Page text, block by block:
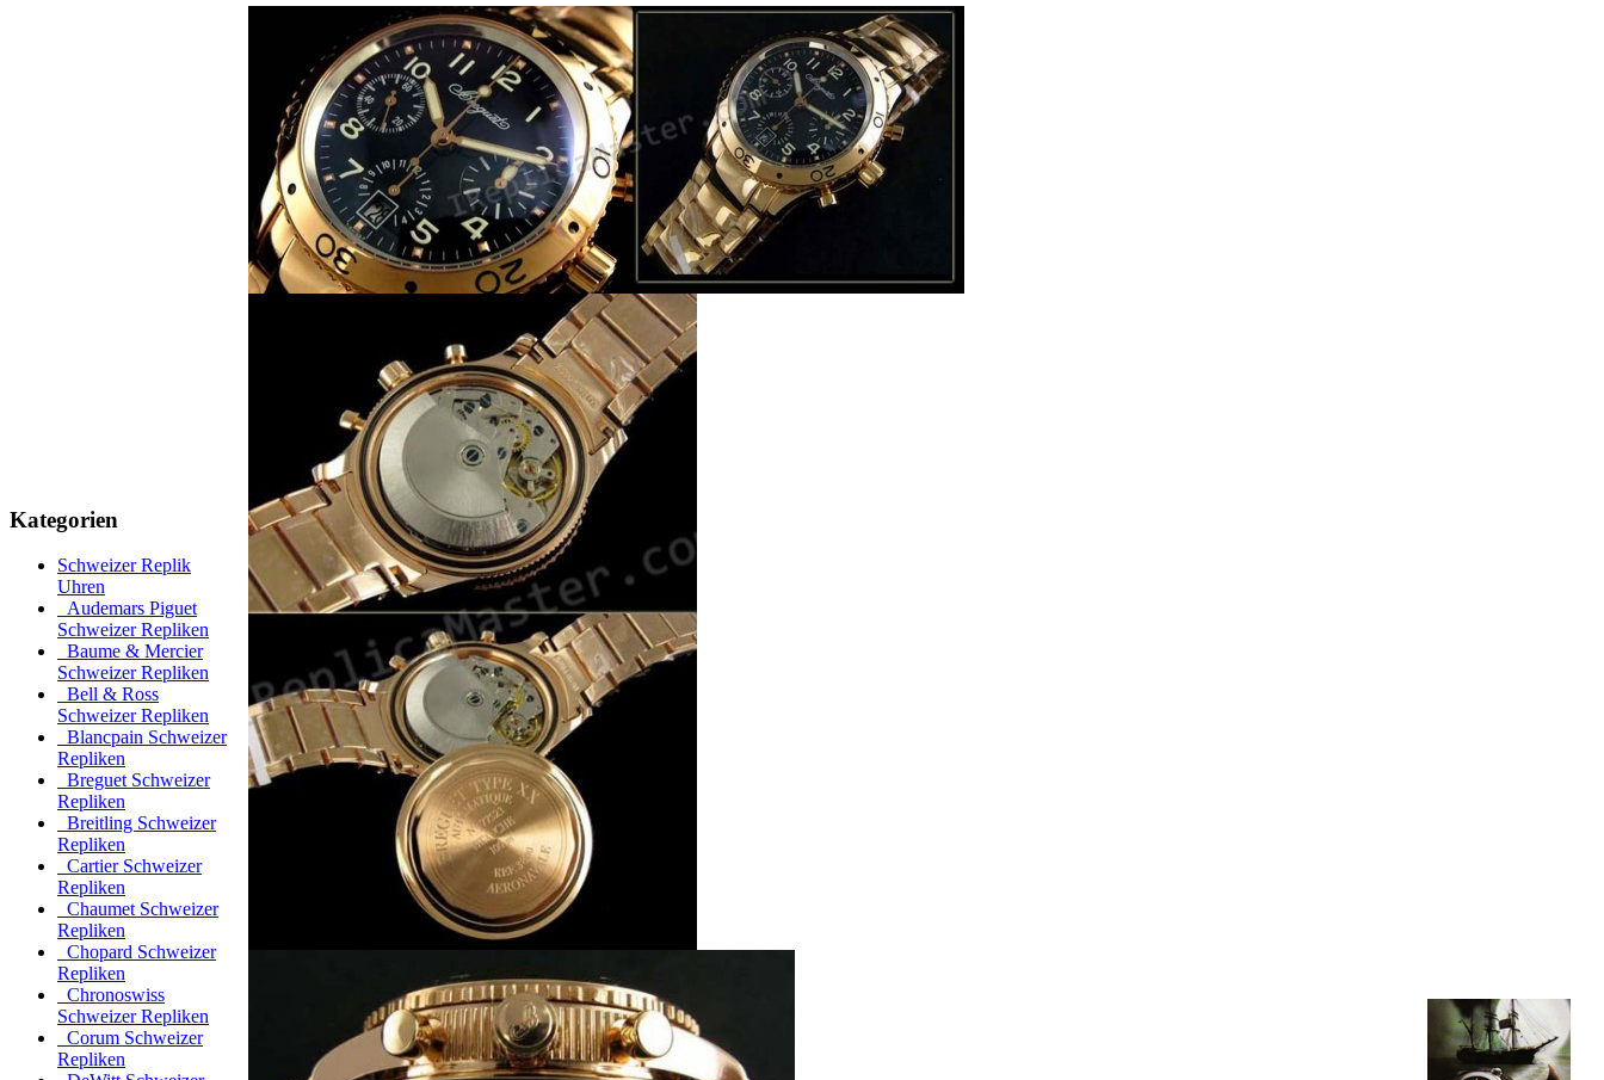
Kategorien
Schweizer Replik
Uhren
Audemars Piguet
Schweizer Repliken
Baume & Mercier
Schweizer Repliken
Bell & Ross
Schweizer Repliken
Blancpain Schweizer
Repliken
Breguet Schweizer
Repliken
Breitling Schweizer
Repliken
Cartier Schweizer
Repliken
Chaumet Schweizer
Repliken
Chopard Schweizer
Repliken
Chronoswiss
Schweizer Repliken
Corum Schweizer
Repliken